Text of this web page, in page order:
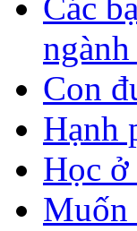
Các
Con
Hạnh
Học
Muốn